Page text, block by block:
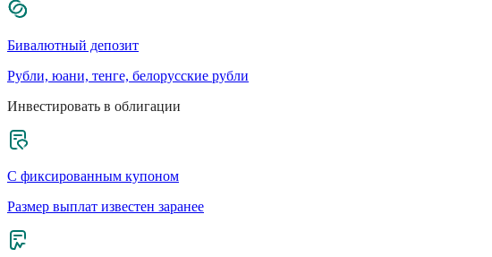
Бивалютный депозит
Рубли, юани, тенге, белорусские рубли
Инвестировать в облигации
С фиксированным купоном
Размер выплат известен заранее